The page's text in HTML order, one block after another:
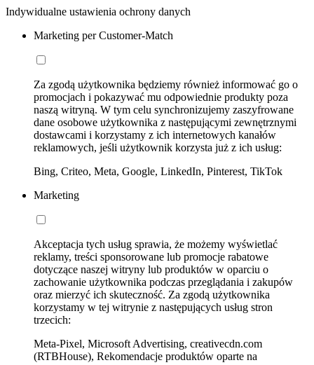
Indywidualne ustawienia ochrony danych
Marketing per Customer-Match
Za zgodą użytkownika będziemy również informować go o
promocjach i pokazywać mu odpowiednie produkty poza
naszą witryną. W tym celu synchronizujemy zaszyfrowane
dane osobowe użytkownika z następującymi zewnętrznymi
dostawcami i korzystamy z ich internetowych kanałów
reklamowych, jeśli użytkownik korzysta już z ich usług:
Bing, Criteo, Meta, Google, LinkedIn, Pinterest, TikTok
Marketing
Akceptacja tych usług sprawia, że możemy wyświetlać
reklamy, treści sponsorowane lub promocje rabatowe
dotyczące naszej witryny lub produktów w oparciu o
zachowanie użytkownika podczas przeglądania i zakupów
oraz mierzyć ich skuteczność. Za zgodą użytkownika
korzystamy w tej witrynie z następujących usług stron
trzecich:
Meta-Pixel, Microsoft Advertising, creativecdn.com
(RTBHouse), Rekomendacje produktów oparte na